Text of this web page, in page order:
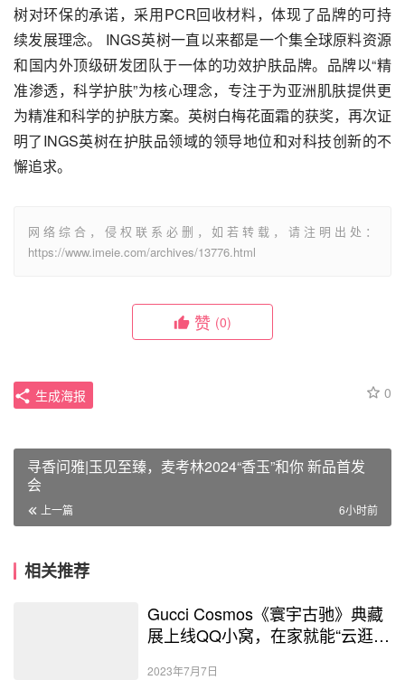
树对环保的承诺，采用PCR回收材料，体现了品牌的可持
续发展理念。 INGS英树一直以来都是一个集全球原料资源
和国内外顶级研发团队于一体的功效护肤品牌。品牌以“精
准渗透，科学护肤”为核心理念，专注于为亚洲肌肤提供更
为精准和科学的护肤方案。英树白梅花面霜的获奖，再次证
明了INGS英树在护肤品领域的领导地位和对科技创新的不
懈追求。
网络综合，侵权联系必删，如若转载，请注明出处：
https://www.imeie.com/archives/13776.html
赞 (0)
0
生成海报
寻香问雅|玉见至臻，麦考林2024“香玉”和你 新品首发
会
上一篇 6小时前
相关推荐
Gucci Cosmos《寰宇古驰》典藏
展上线QQ小窝，在家就能“云逛
2023年7月7日